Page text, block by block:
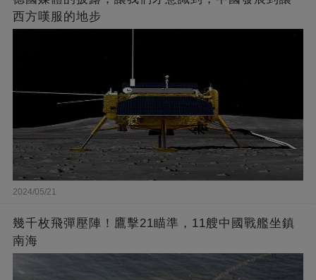
西方嘆服的地步
2024/05/21
幾千枚飛彈壓陣！鷹擊21瞄準，11艘中國戰艦坐鎮
南海